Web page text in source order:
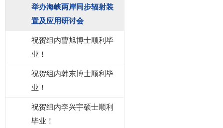
举办海峡两岸同步辐射装
置及应用研讨会
祝贺组内曹旭博士顺利毕
业！
祝贺组内韩东博士顺利毕
业！
祝贺组内李兴宇硕士顺利
毕业！